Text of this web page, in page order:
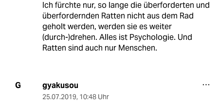
Ich fürchte nur, so lange die überforderten und
überfordernden Ratten nicht aus dem Rad
geholt werden, werden sie es weiter
(durch-)drehen. Alles ist Psychologie. Und
Ratten sind auch nur Menschen.
G gyakusou
25.07.2019, 10:48 Uhr